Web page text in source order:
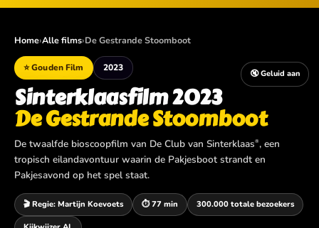
🔇 Geluid aan
Home›Alle films›De Gestrande Stoomboot
⭐ Gouden Film 2023
Sinterklaasfilm 2023
De Gestrande Stoomboot
De twaalfde bioscoopfilm van De Club van Sinterklaas®, een
tropisch eilandavontuur waarin de Pakjesboot strandt en
Pakjesavond op het spel staat.
🎬 Regie: Martijn Koevoets ⏱️ 77 min 300.000 totale bezoekers